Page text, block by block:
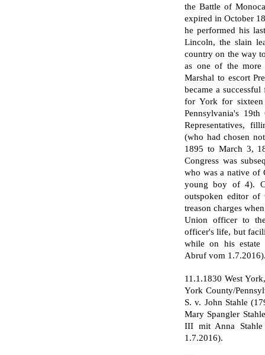
the Battle of
expired in October
he performed his
Lin­coln, the slain
country on the way
as one of the more
Marshal to escort
became a
for York for sixteen
Pennsylvania's
Repre­sentatives,
(who had chosen
1895 to March 3,
Congress was
who was a native of
young boy of 4).
outspoken editor
treason charges
Union officer to
officer's life, but
while on his estate
Abruf vom
11.1.1830 West
York County/
S. v. John Stahle
Mary Spangler
III mit Anna Stahle
1.7.2016).